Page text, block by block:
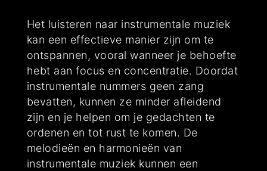
Het luisteren naar instrumentale muziek
kan een effectieve manier zijn om te
ontspannen, vooral wanneer je behoefte
hebt aan focus en concentratie. Doordat
instrumentale nummers geen zang
bevatten, kunnen ze minder afleidend
zijn en je helpen om je gedachten te
ordenen en tot rust te komen. De
melodieën en harmonieën van
instrumentale muziek kunnen een